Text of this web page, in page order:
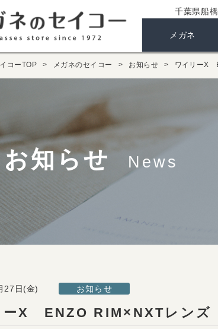
千葉県船
メガネ
コーTOP メガネのセイコー お知らせ ワイリーX
お知らせ News
ーX ENZO RIM×NXTレンズ
27日(金) お知らせ